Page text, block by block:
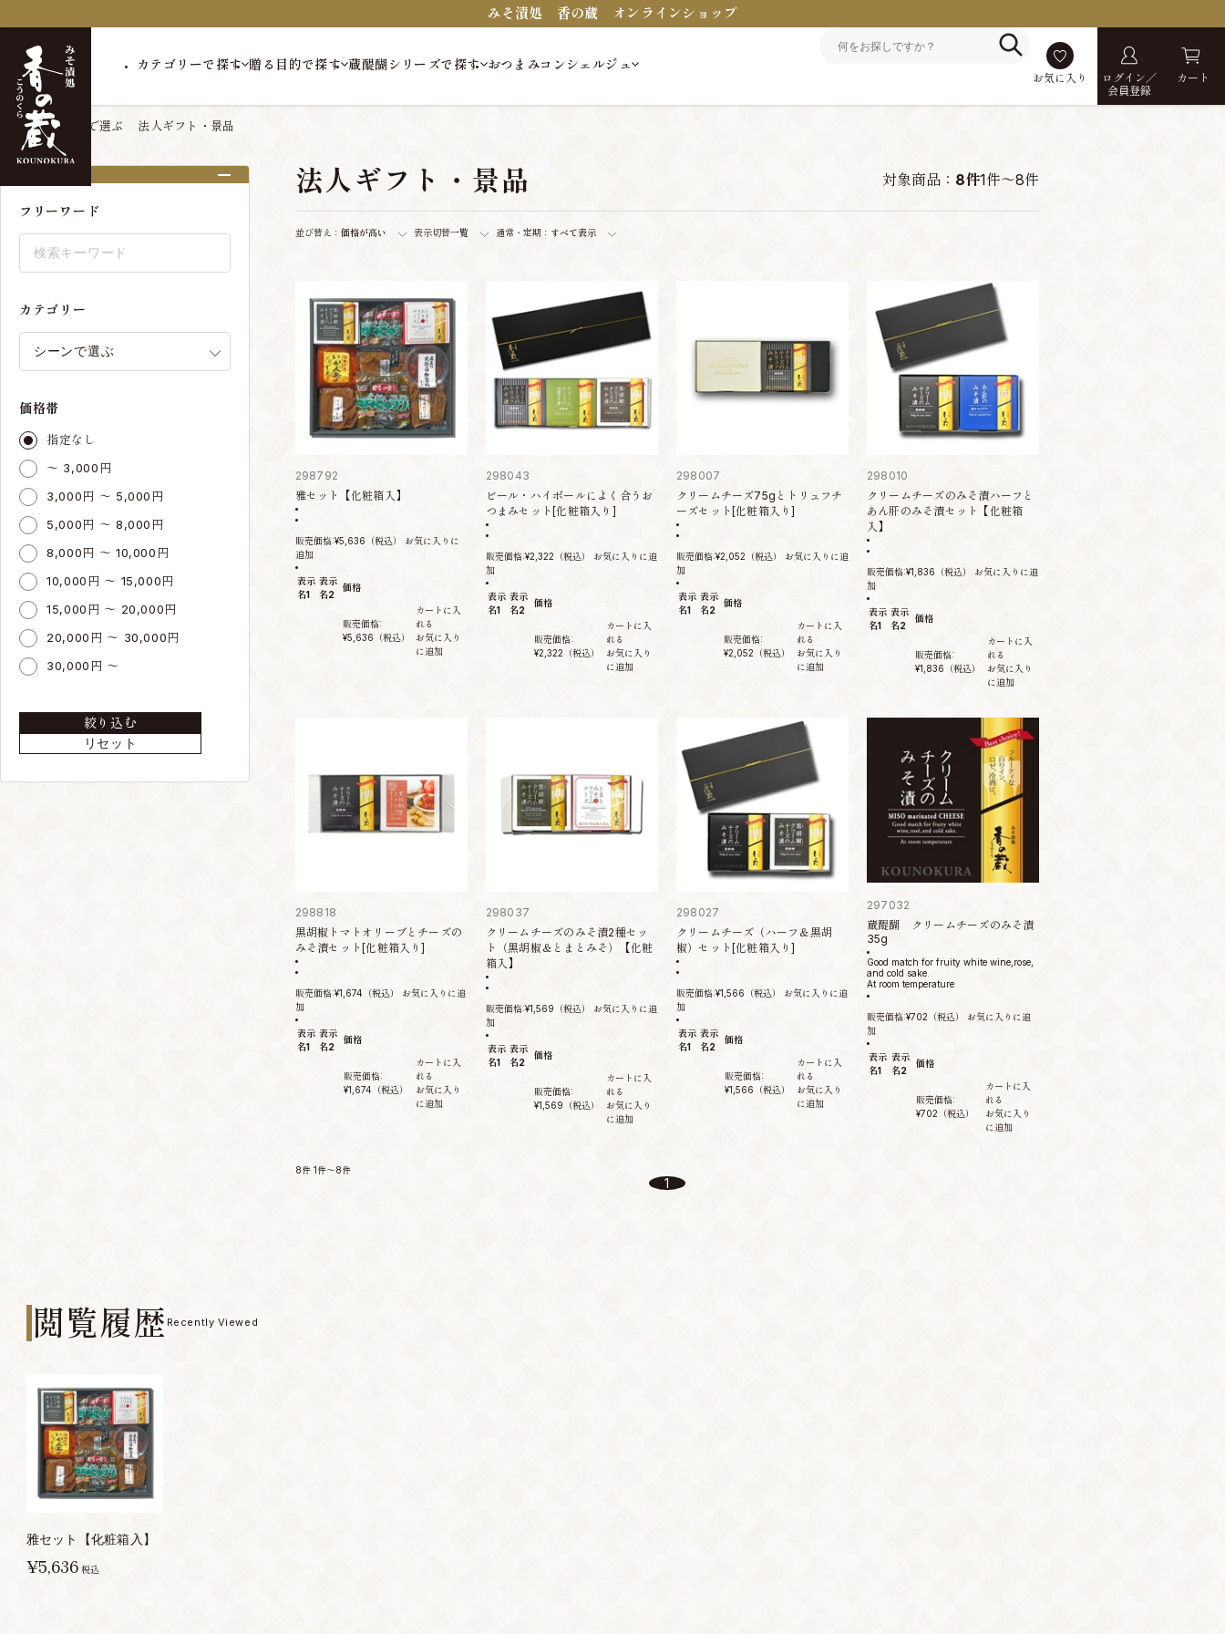
みそ漬処 香の蔵 オンラインショップ
カテゴリーで探す 贈る目的で探す 蔵醍醐シリーズで探す おつまみコンシェルジュ
お気に入り
ログイン／
会員登録
カート
トップ シーンで選ぶ 法人ギフト・景品
フリーワード
カテゴリー
価格帯
指定なし
～ 3,000円
3,000円 ～ 5,000円
5,000円 ～ 8,000円
8,000円 ～ 10,000円
10,000円 ～ 15,000円
15,000円 ～ 20,000円
20,000円 ～ 30,000円
30,000円 ～
絞り込む
リセット
法人ギフト・景品 対象商品： 8件1件～8件
並び替え： 価格が高い 表示切替一覧 通常・定期： すべて表示
298792
雅セット【化粧箱入】
販売価格:¥5,636 （税込）
お気に入りに
追加
表示
名1
表示
名2
価格
販売価格:
¥5,636 （税込）
カートに入
れる
お気に入り
に追加
298043
ビール・ハイボールによく合うお
つまみセット[化粧箱入り]
販売価格:¥2,322 （税込）
お気に入りに追
加
表示
名1
表示
名2
価格
販売価格:
¥2,322 （税込）
カートに入
れる
お気に入り
に追加
298007
クリームチーズ75gとトリュフチ
ーズセット[化粧箱入り]
販売価格:¥2,052 （税込）
お気に入りに追
加
表示
名1
表示
名2
価格
販売価格:
¥2,052 （税込）
カートに入
れる
お気に入り
に追加
298010
クリームチーズのみそ漬ハーフと
あん肝のみそ漬セット【化粧箱
入】
販売価格:¥1,836 （税込）
お気に入りに追
加
表示
名1
表示
名2
価格
販売価格:
¥1,836 （税込）
カートに入
れる
お気に入り
に追加
298818
黒胡椒トマトオリーブとチーズの
みそ漬セット[化粧箱入り]
販売価格:¥1,674 （税込）
お気に入りに追
加
表示
名1
表示
名2
価格
販売価格:
¥1,674 （税込）
カートに入
れる
お気に入り
に追加
298037
クリームチーズのみそ漬2種セッ
ト（黒胡椒＆とまとみそ）【化粧
箱入】
販売価格:¥1,569 （税込）
お気に入りに追
加
表示
名1
表示
名2
価格
販売価格:
¥1,569 （税込）
カートに入
れる
お気に入り
に追加
298027
クリームチーズ（ハーフ＆黒胡
椒）セット[化粧箱入り]
販売価格:¥1,566 （税込）
お気に入りに追
加
表示
名1
表示
名2
価格
販売価格:
¥1,566 （税込）
カートに入
れる
お気に入り
に追加
297032
蔵醍醐 クリームチーズのみそ漬
35g
Good match for fruity white wine,rose,
and cold sake.
At room temperature
販売価格:¥702 （税込）
お気に入りに追
加
表示
名1
表示
名2
価格
販売価格:
¥702 （税込）
カートに入
れる
お気に入り
に追加
8件 1件～8件
1
閲覧履歴 Recently Viewed
雅セット【化粧箱入】
¥5,636税込